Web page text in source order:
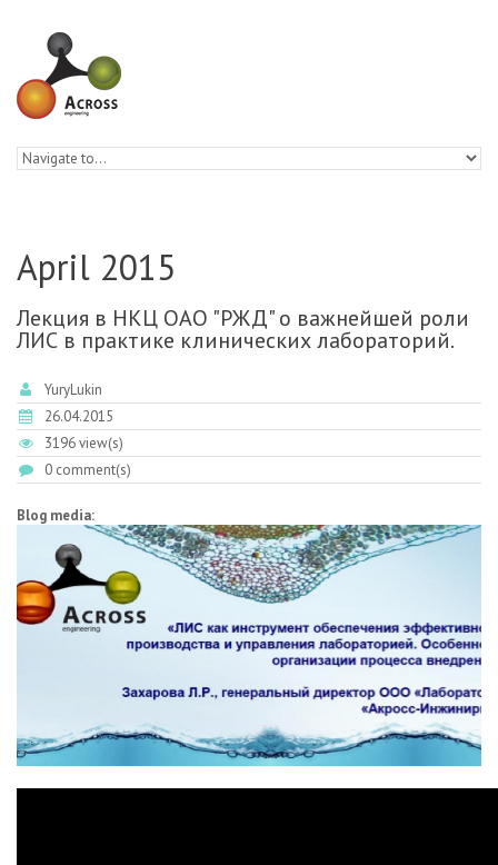
April 2015
Лекция в НКЦ ОАО "РЖД" о важнейшей роли
ЛИС в практике клинических лабораторий.
YuryLukin
26.04.2015
3196 view(s)
0 comment(s)
Blog media: